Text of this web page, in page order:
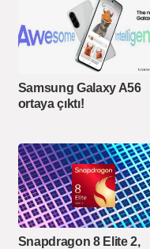
Samsung Galaxy A56
ortaya çıktı!
Snapdragon 8 Elite 2,